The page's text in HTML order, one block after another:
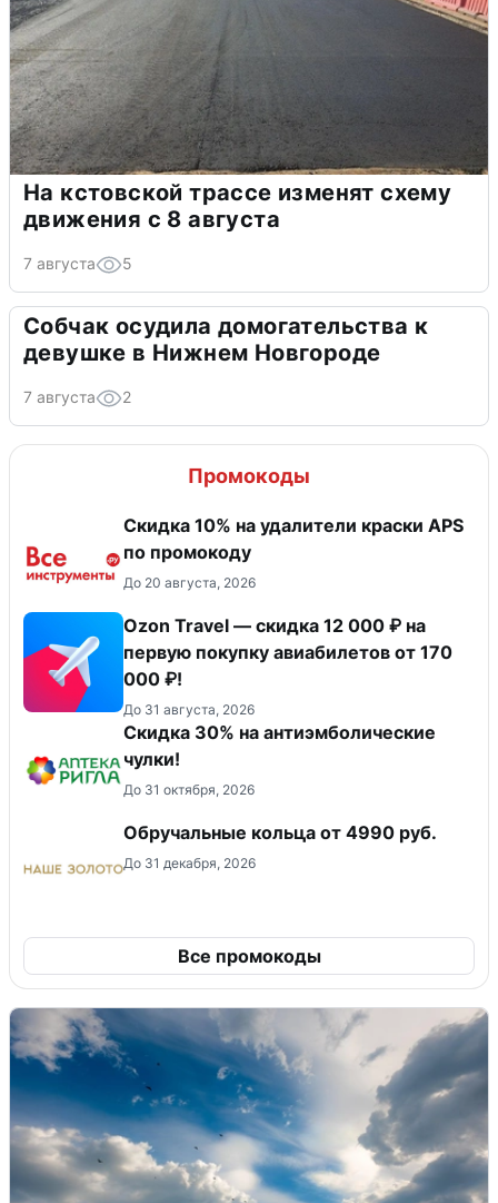
На кстовской трассе изменят схему
движения с 8 августа
7 августа 5
Собчак осудила домогательства к
девушке в Нижнем Новгороде
7 августа 2
Промокоды
Скидка 10% на удалители краски APS
по промокоду
До 20 августа, 2026
Ozon Travel — скидка 12 000 ₽ на
первую покупку авиабилетов от 170
000 ₽!
До 31 августа, 2026
Скидка 30% на антиэмболические
чулки!
До 31 октября, 2026
Обручальные кольца от 4990 руб.
До 31 декабря, 2026
Все промокоды